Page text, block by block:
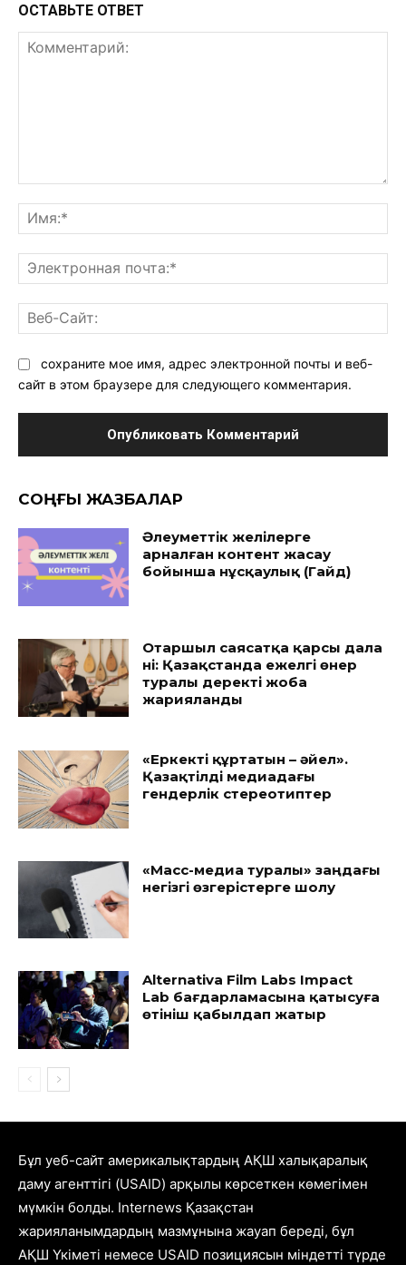
ОСТАВЬТЕ ОТВЕТ
сохраните мое имя, адрес электронной почты и веб-
сайт в этом браузере для следующего комментария.
CОҢҒЫ ЖАЗБАЛАР
Әлеуметтік желілерге
арналған контент жасау
бойынша нұсқаулық (Гайд)
Отаршыл саясатқа қарсы дала
үні: Қазақстанда ежелгі өнер
туралы деректі жоба
жарияланды
«Еркекті құртатын – әйел».
Қазақтілді медиадағы
гендерлік стереотиптер
«Масс-медиа туралы» заңдағы
негізгі өзгерістерге шолу
Alternativa Film Labs Impact
Lab бағдарламасына қатысуға
өтініш қабылдап жатыр
Бұл уеб-сайт америкалықтардың АҚШ халықаралық
даму агенттігі (USAID) арқылы көрсеткен көмегімен
мүмкін болды. Internews Қазақстан
жарияланымдардың мазмұнына жауап береді, бұл
АҚШ Үкіметі немесе USAID позициясын міндетті түрде